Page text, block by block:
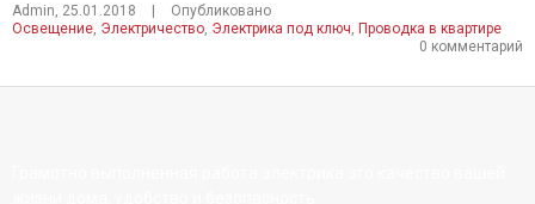
Admin 25.01.2018 |
Опубликовано
Освещение Электричество Электрика под ключ Проводка в квартире
0 комментарий